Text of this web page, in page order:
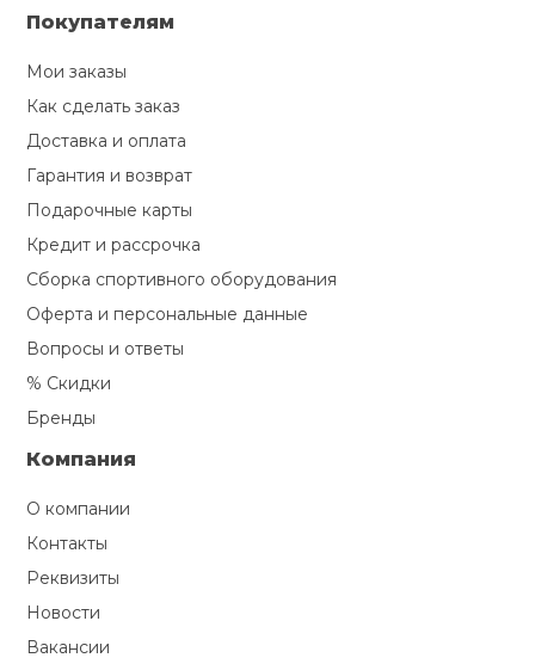
Покупателям
Мои заказы
Как сделать заказ
Доставка и оплата
Гарантия и возврат
Подарочные карты
Кредит и рассрочка
Сборка спортивного оборудования
Оферта и персональные данные
Вопросы и ответы
% Скидки
Бренды
Компания
О компании
Контакты
Реквизиты
Новости
Вакансии